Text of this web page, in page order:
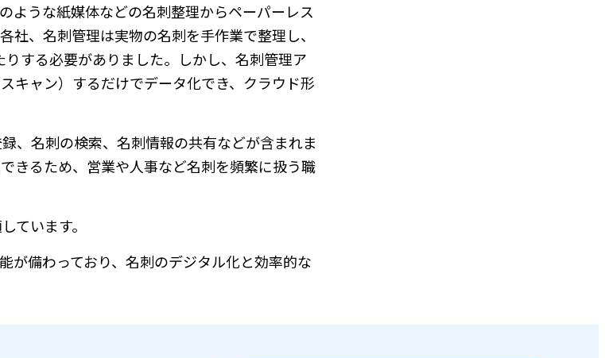
ような紙媒体などの名刺整理からペーパーレス
、名刺管理は実物の名刺を手作業で整理し、
する必要がありました。しかし、名刺管理ア
キャン）するだけでデータ化でき、クラウド形
、名刺の検索、名刺情報の共有などが含まれま
きるため、営業や人事など名刺を頻繁に扱う職
ています。
が備わっており、名刺のデジタル化と効率的な